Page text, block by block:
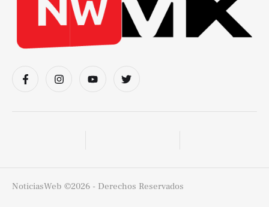
NoticiasWeb ©2026 - Derechos Reservados